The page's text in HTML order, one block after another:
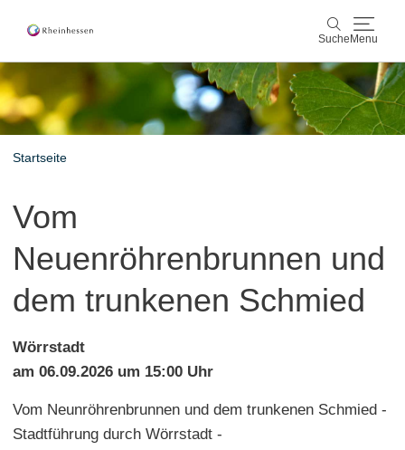
Suche Menu
Suche
Wein & Genuss
Veranstaltungen
Buchung & Service
Startseite
Vom
Neuenröhrenbrunnen und
dem trunkenen Schmied
Wörrstadt
am 06.09.2026 um 15:00 Uhr
Vom Neunröhrenbrunnen und dem trunkenen Schmied -
Stadtführung durch Wörrstadt -